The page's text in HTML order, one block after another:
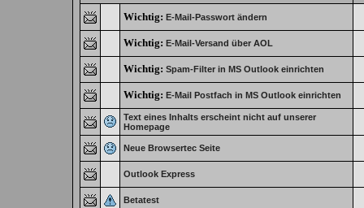
Wichtig: E-Mail-Passwort ändern
Wichtig: E-Mail-Versand über AOL
Wichtig: Spam-Filter in MS Outlook einrichten
Wichtig: E-Mail Postfach in MS Outlook einrichten
Text eines Inhalts erscheint nicht auf unserer
Homepage
Neue Browsertec Seite
Outlook Express
Betatest